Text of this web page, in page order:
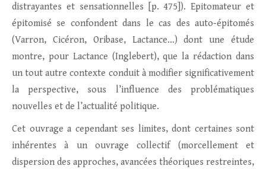
distrayantes et sensationnelles [p. 475]). Epitomateur et
épitomisé se confondent dans le cas des auto-épitomés
(Varron, Cicéron, Oribase, Lactance…) dont une étude
montre, pour Lactance (Inglebert), que la rédaction dans
un tout autre contexte conduit à modifier significativement
la perspective, sous l’influence des problématiques
nouvelles et de l’actualité politique.
Cet ouvrage a cependant ses limites, dont certaines sont
inhérentes à un ouvrage collectif (morcellement et
dispersion des approches, avancées théoriques restreintes,